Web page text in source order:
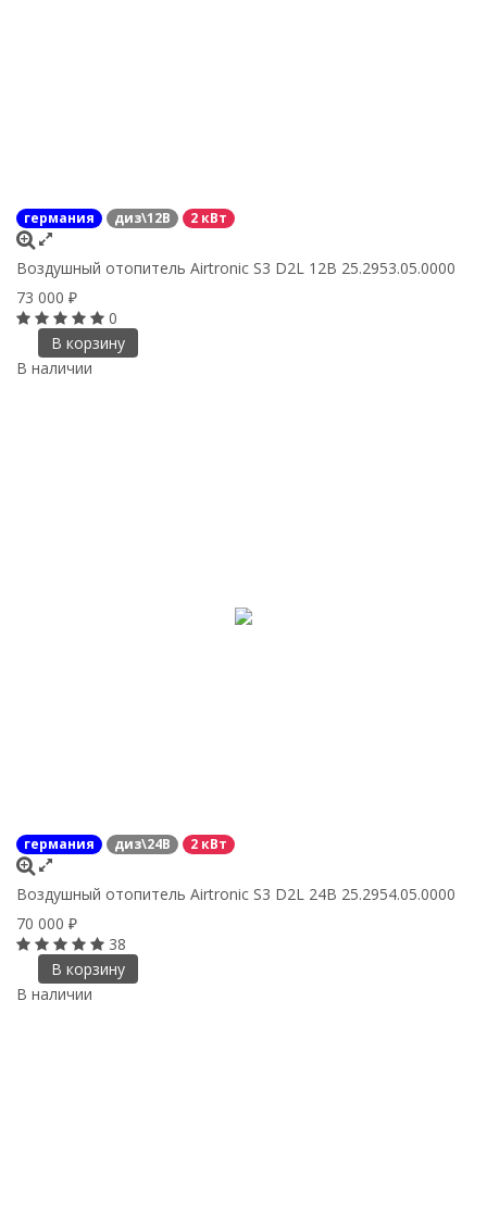
германия диз\12В 2 кВт
Воздушный отопитель Airtronic S3 D2L 12В 25.2953.05.0000
73 000 ₽
0
В корзину
В наличии
германия диз\24В 2 кВт
Воздушный отопитель Airtronic S3 D2L 24В 25.2954.05.0000
70 000 ₽
38
В корзину
В наличии